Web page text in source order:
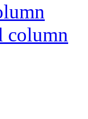
column